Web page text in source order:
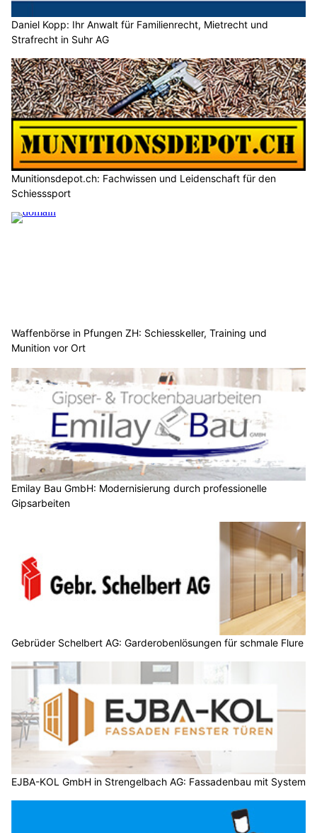
Daniel Kopp: Ihr Anwalt für Familienrecht, Mietrecht und
Strafrecht in Suhr AG
Munitionsdepot.ch: Fachwissen und Leidenschaft für den
Schiesssport
Waffenbörse in Pfungen ZH: Schiesskeller, Training und
Munition vor Ort
Emilay Bau GmbH: Modernisierung durch professionelle
Gipsarbeiten
Gebrüder Schelbert AG: Garderobenlösungen für schmale Flure
EJBA-KOL GmbH in Strengelbach AG: Fassadenbau mit System